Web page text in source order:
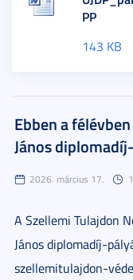
PP
143 KB
Ebben a
János
2026. március 17.
A Szellemi Tulajdon
János diplomadíj-
szellemitulajdon-